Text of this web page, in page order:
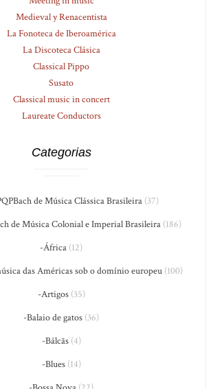
Medieval y Renacentista
La Fonoteca de Iberoamérica
La Discoteca Clásica
Classical Pippo
Susato
Classical music in concert
Laureate Conductors
Categorias
de Música Clássica Brasileira (37)
de Música Colonial e Imperial Brasileira (186)
-África (12)
das Américas sob o domínio europeu(100)
-Artigos(35)
-Balaio de gatos (36)
-Bálcãs(4)
-Blues(14)